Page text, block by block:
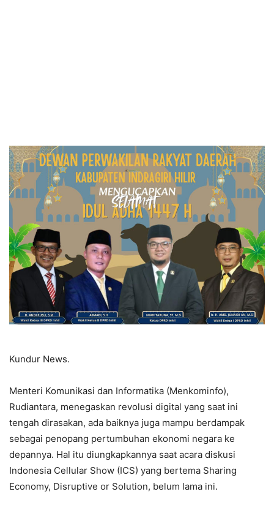
Kundur News.
Menteri Komunikasi dan Informatika (Menkominfo),
Rudiantara, menegaskan revolusi digital yang saat ini
tengah dirasakan, ada baiknya juga mampu berdampak
sebagai penopang pertumbuhan ekonomi negara ke
depannya. Hal itu diungkapkannya saat acara diskusi
Indonesia Cellular Show (ICS) yang bertema Sharing
Economy, Disruptive or Solution, belum lama ini.